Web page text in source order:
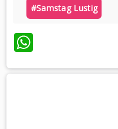
#samstag Lustig
WhatsApp